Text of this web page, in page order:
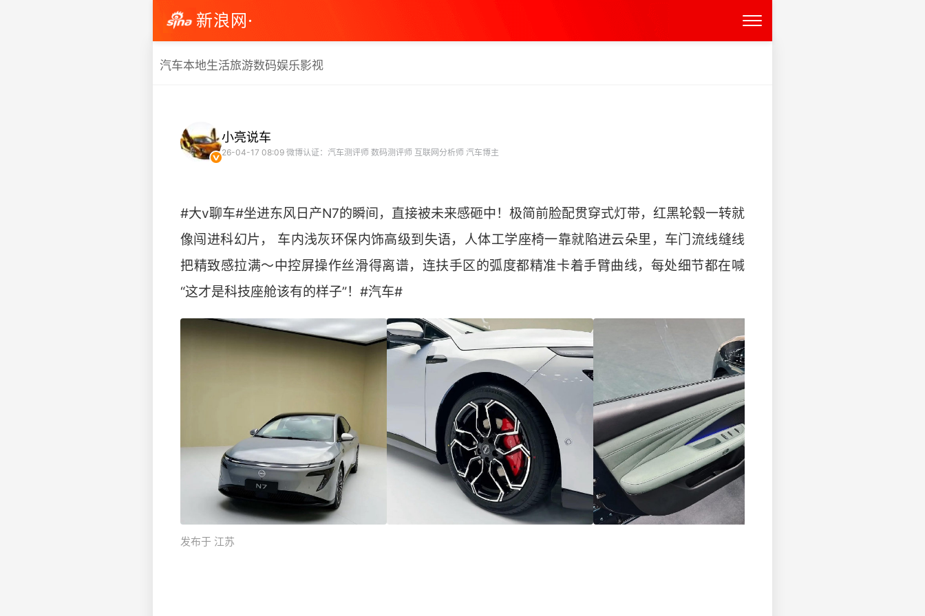
新浪网·
汽车本地生活旅游数码娱乐影视
小亮说车
26-04-17 08:09 微博认证：汽车测评师 数码测评师 互联网分析师 汽车博主
#大v聊车#坐进东风日产N7的瞬间，直接被未来感砸中！极简前脸配贯穿式灯带，红黑轮毂一转就
像闯进科幻片， 车内浅灰环保内饰高级到失语，人体工学座椅一靠就陷进云朵里，车门流线缝线
把精致感拉满～中控屏操作丝滑得离谱，连扶手区的弧度都精准卡着手臂曲线，每处细节都在喊
“这才是科技座舱该有的样子”！#汽车#
发布于 江苏